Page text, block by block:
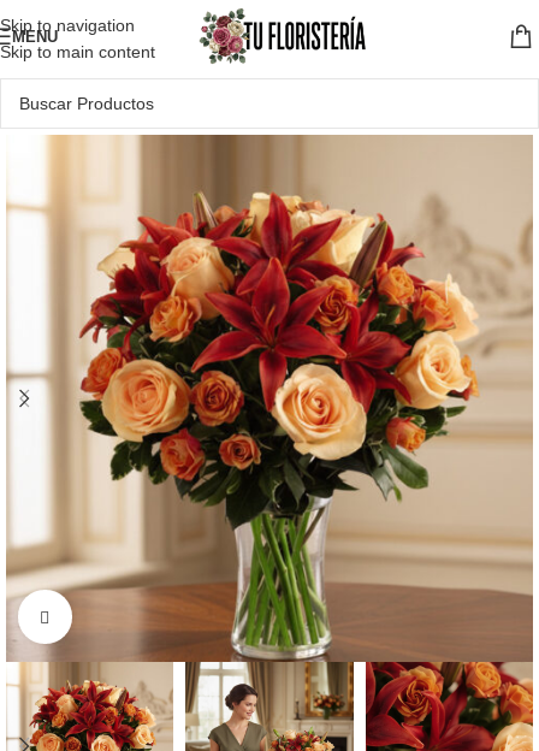
Skip to navigation
Skip to main content
MENU
Click to enlarge